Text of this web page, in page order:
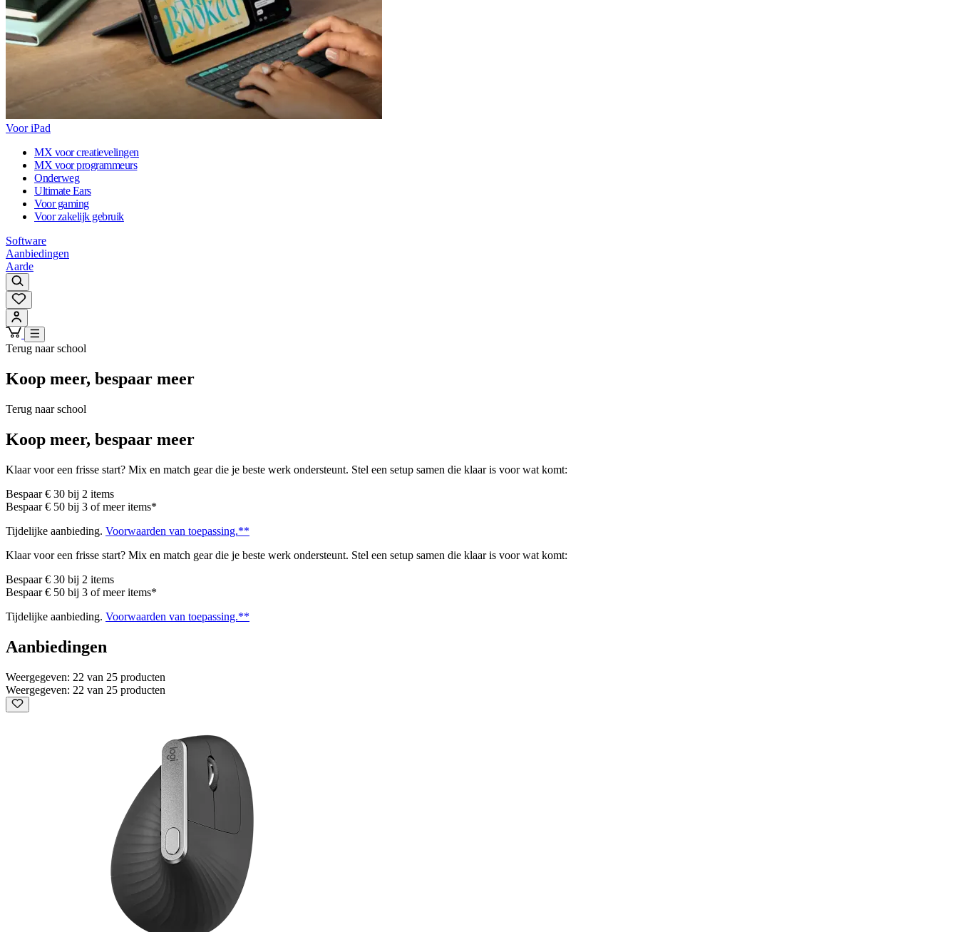
Voor iPad
MX voor creatievelingen
MX voor programmeurs
Onderweg
Ultimate Ears
Voor gaming
Voor zakelijk gebruik
Software
Aanbiedingen
Aarde
Terug naar school
Koop meer, bespaar meer
Terug naar school
Koop meer, bespaar meer
Klaar voor een frisse start? Mix en match gear die je beste werk ondersteunt. Stel een setup samen die klaar is voor wat komt:
Bespaar € 30 bij 2 items
Bespaar € 50 bij 3 of meer items*
Tijdelijke aanbieding. Voorwaarden van toepassing.**
Klaar voor een frisse start? Mix en match gear die je beste werk ondersteunt. Stel een setup samen die klaar is voor wat komt:
Bespaar € 30 bij 2 items
Bespaar € 50 bij 3 of meer items*
Tijdelijke aanbieding. Voorwaarden van toepassing.**
Aanbiedingen
Weergegeven: 22 van 25 producten
Weergegeven: 22 van 25 producten